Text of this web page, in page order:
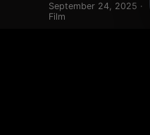
September 24, 2025 ·
Film